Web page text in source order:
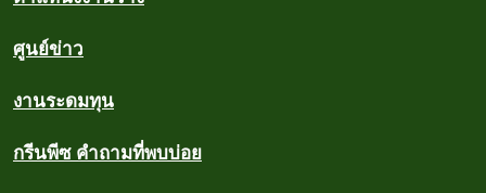
ศูนย์ข่าว
งานระดมทุน
กรีนพีซ คำถามที่พบบ่อย